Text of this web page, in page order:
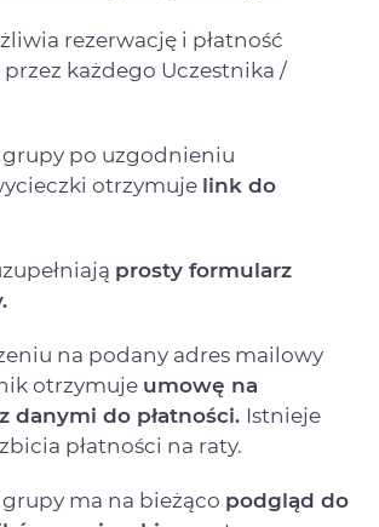
rezerwację i płatność
każdego Uczestnika /
grupy po uzgodnieniu
otrzymuje link do
prosty formularz
na podany adres mailowy
otrzymuje umowę na
danymi do płatności. Istnieje
płatności na raty.
ma na bieżąco podgląd do